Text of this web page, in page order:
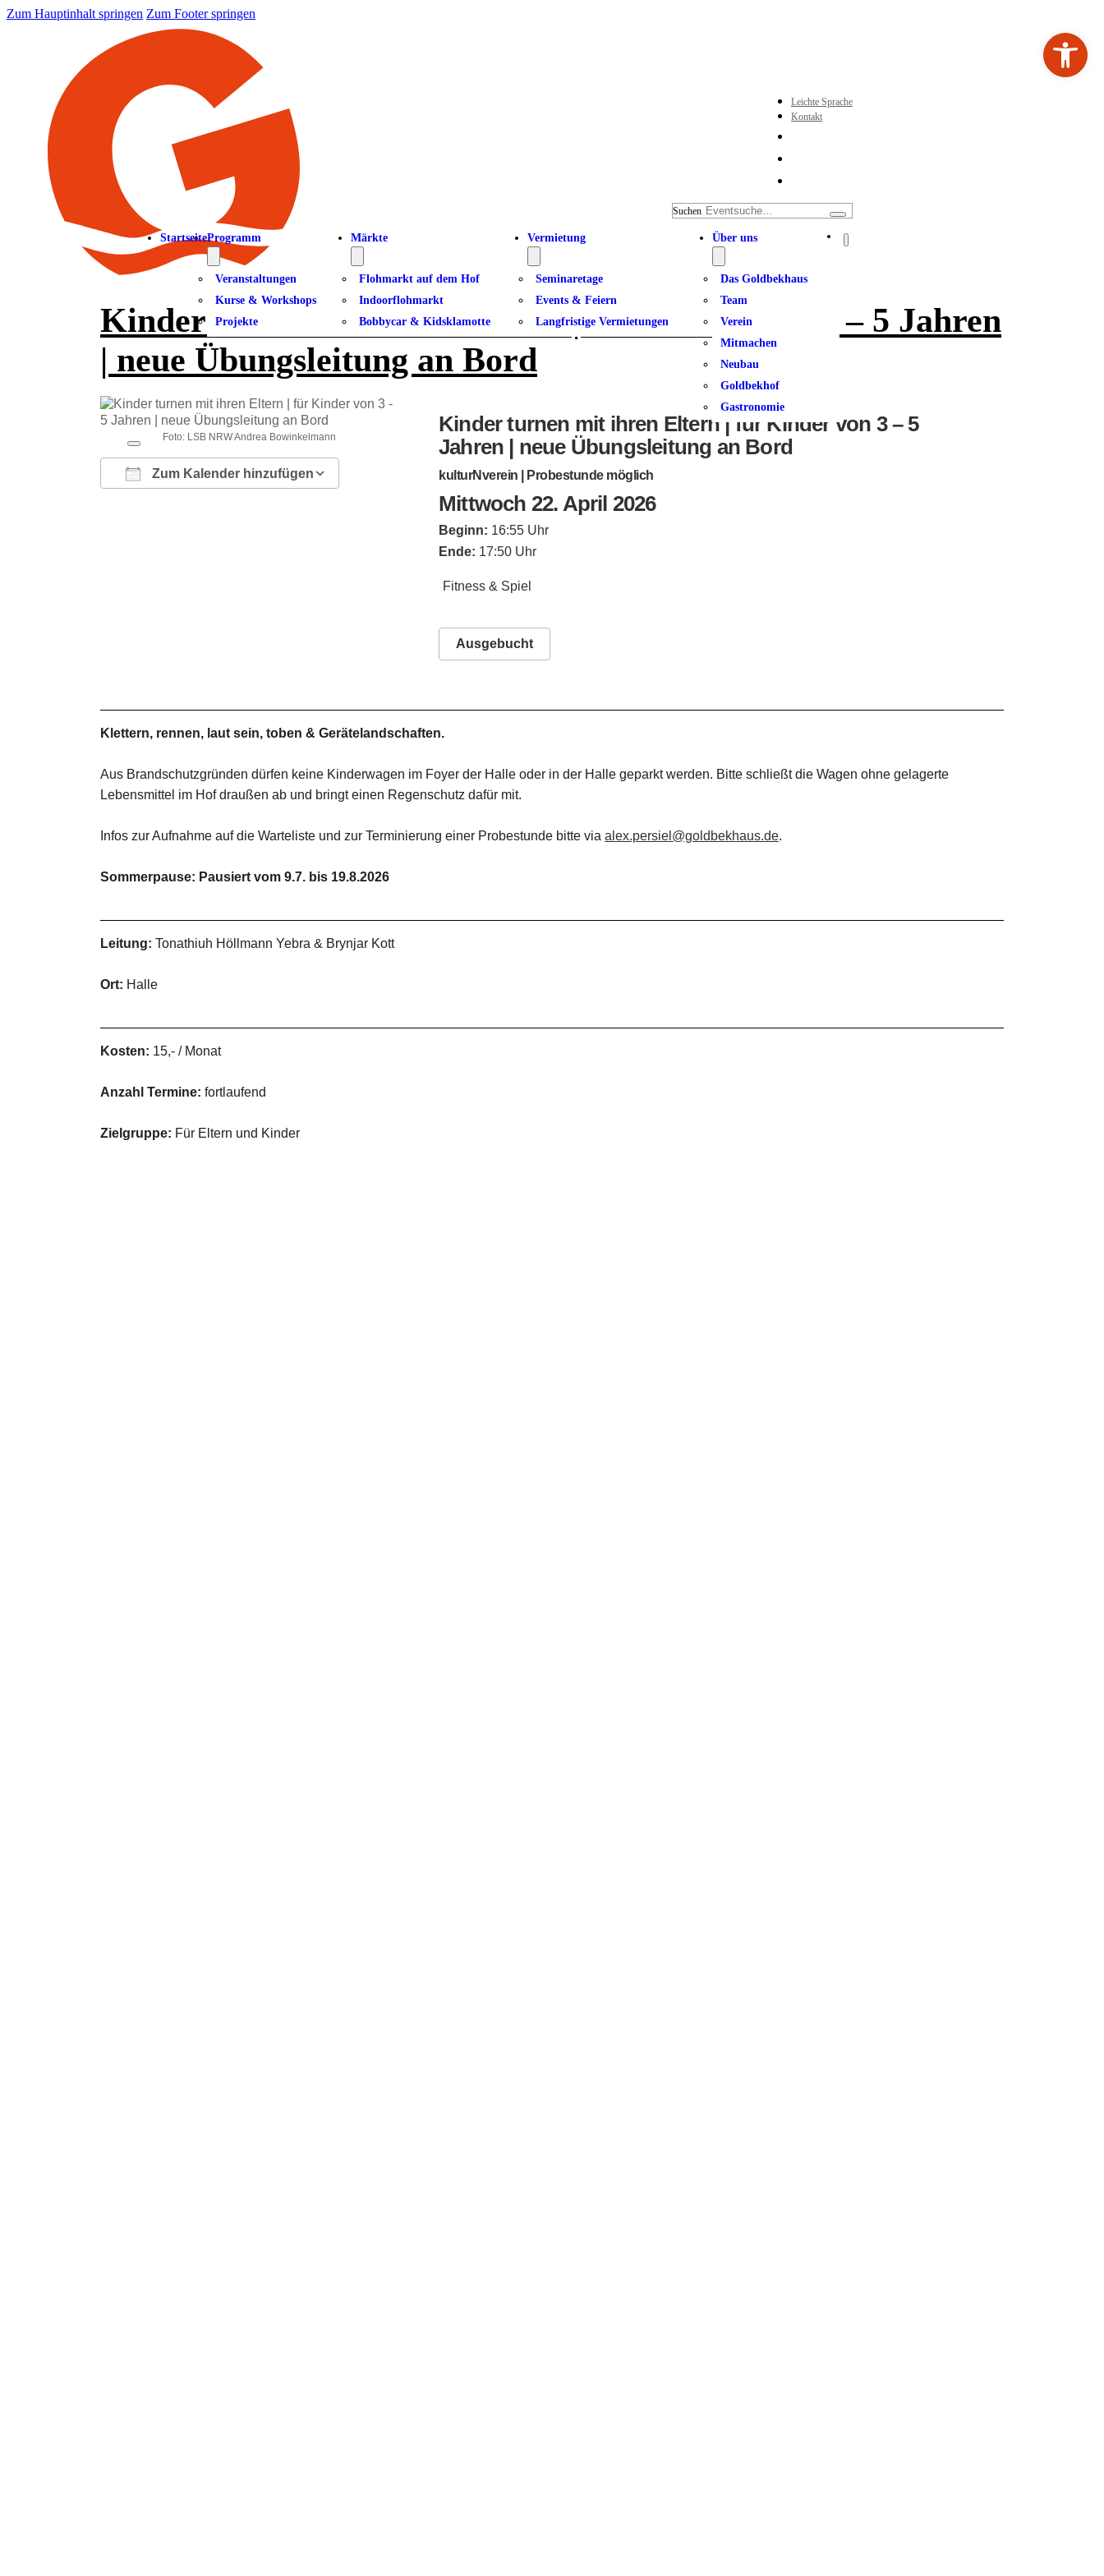
Zum Hauptinhalt springen Zum Footer springen
Leichte Sprache
Kontakt
Suchen
StartseiteProgramm
Veranstaltungen
Kurse & Workshops
Projekte
Märkte
Flohmarkt auf dem Hof
Indoorflohmarkt
Bobbycar & Kidsklamotte
Vermietung
Seminaretage
Events & Feiern
Langfristige Vermietungen
Über uns
Das Goldbekhaus
Team
Verein
Mitmachen
Neubau
Goldbekhof
Gastronomie
Kinder turnen mit ihren Eltern | für Kinder von 3 – 5 Jahren
| neue Übungsleitung an Bord
Foto: LSB NRW Andrea Bowinkelmann
Zum Kalender hinzufügen
Kinder turnen mit ihren Eltern | für Kinder von 3 – 5
Jahren | neue Übungsleitung an Bord
kulturNverein | Probestunde möglich
Mittwoch 22. April 2026
Beginn: 16:55 Uhr
Ende: 17:50 Uhr
Fitness & Spiel
Ausgebucht
Klettern, rennen, laut sein, toben & Gerätelandschaften.
Aus Brandschutzgründen dürfen keine Kinderwagen im Foyer der Halle oder in der Halle geparkt werden. Bitte schließt die Wagen ohne gelagerte
Lebensmittel im Hof draußen ab und bringt einen Regenschutz dafür mit.
Infos zur Aufnahme auf die Warteliste und zur Terminierung einer Probestunde bitte via alex.persiel@goldbekhaus.de.
Sommerpause: Pausiert vom 9.7. bis 19.8.2026
Leitung: Tonathiuh Höllmann Yebra & Brynjar Kott
Ort: Halle
Kosten: 15,- / Monat
Anzahl Termine: fortlaufend
Zielgruppe: Für Eltern und Kinder